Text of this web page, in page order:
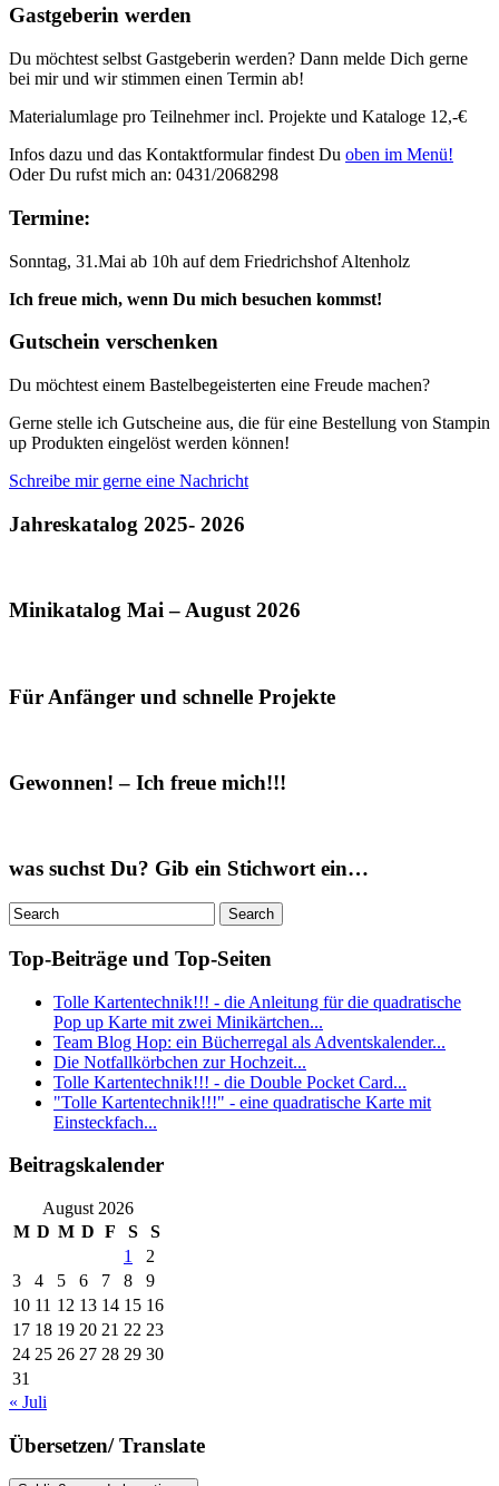
Gastgeberin werden
Du möchtest selbst Gastgeberin werden? Dann melde Dich gerne
bei mir und wir stimmen einen Termin ab!
Materialumlage pro Teilnehmer incl. Projekte und Kataloge 12,-€
Infos dazu und das Kontaktformular findest Du oben im Menü!
Oder Du rufst mich an: 0431/2068298
Termine:
Sonntag, 31.Mai ab 10h auf dem Friedrichshof Altenholz
Ich freue mich, wenn Du mich besuchen kommst!
Gutschein verschenken
Du möchtest einem Bastelbegeisterten eine Freude machen?
Gerne stelle ich Gutscheine aus, die für eine Bestellung von Stampin
up Produkten eingelöst werden können!
Schreibe mir gerne eine Nachricht
Jahreskatalog 2025- 2026
Minikatalog Mai – August 2026
Für Anfänger und schnelle Projekte
Gewonnen! – Ich freue mich!!!
was suchst Du? Gib ein Stichwort ein…
Top-Beiträge und Top-Seiten
Tolle Kartentechnik!!! - die Anleitung für die quadratische
Pop up Karte mit zwei Minikärtchen...
Team Blog Hop: ein Bücherregal als Adventskalender...
Die Notfallkörbchen zur Hochzeit...
Tolle Kartentechnik!!! - die Double Pocket Card...
"Tolle Kartentechnik!!!" - eine quadratische Karte mit
Einsteckfach...
Beitragskalender
August 2026
M D M D F S
S
1
2
3
4 5 6 7 8
9
10 11 12 13 14 15 16
17 18 19 20 21 22 23
24 25 26 27 28 29 30
31
« Juli
Übersetzen/ Translate